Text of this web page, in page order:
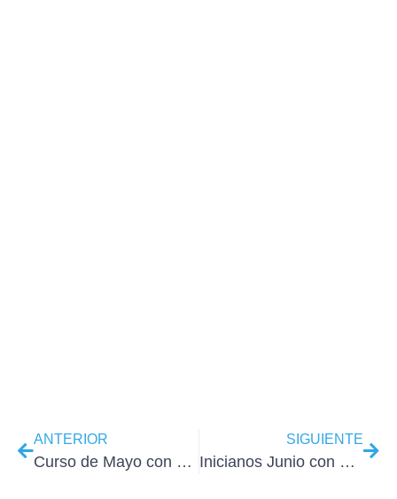
ANTERIOR
Curso de Mayo con Chicas WordPress
SIGUIENTE
Inicianos Junio con un WordPress muy potente y multiproposito